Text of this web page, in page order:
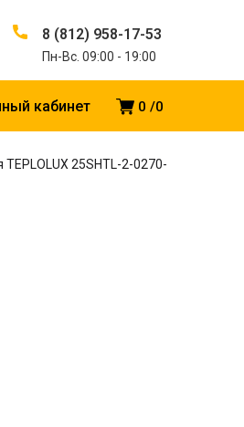
8 (812) 958-17-53
Пн-Вс. 09:00 - 19:00
0 0
кабинет
25SHTL-2-0270-